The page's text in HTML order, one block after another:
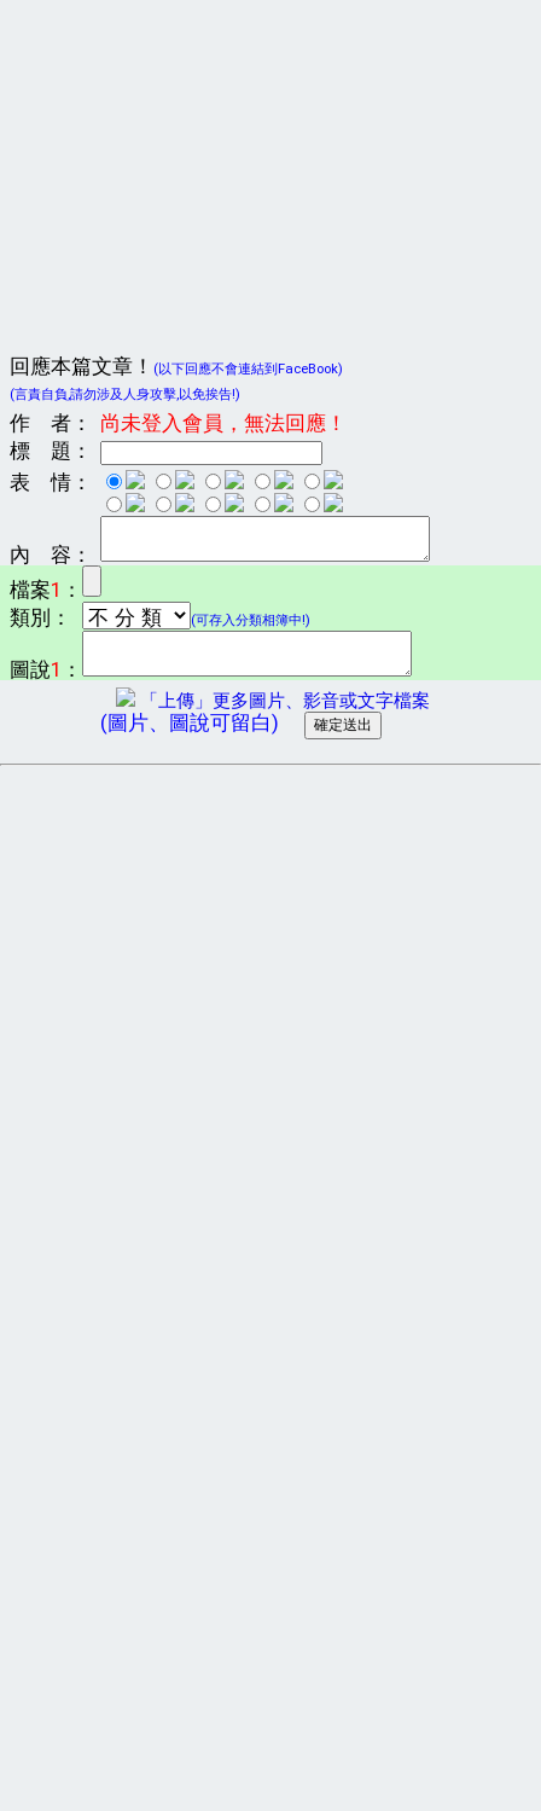
回應本篇文章！
(以下回應不會連結到FaceBook)
(言責自負,請勿涉及人身攻擊,以免挨告!)
作 者：
尚未登入會員，無法回應！
標 題：
表 情：
內 容：
檔案1 ：
類別：
(可存入分類相簿中!)
圖說1 ：
「上傳」更多圖片、影音或文字檔案
(圖片、圖說可留白)